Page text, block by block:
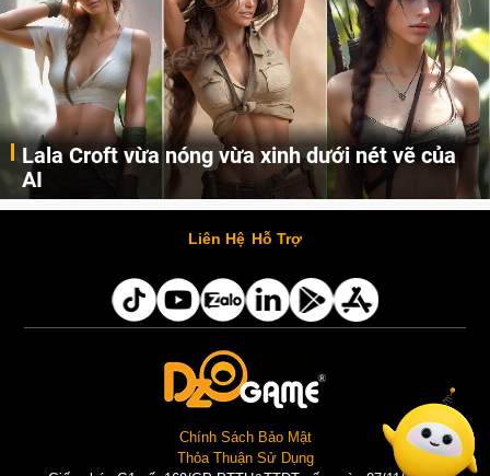
Lala Croft vừa nóng vừa xinh dưới nét vẽ của
AI
Cùng đến với những hình ảnh Lala Croft của Tomb Raider dưới nét vẽ của AI. Một cô nàng xinh đẹp, nóng bỏng nhưng cũng rắn rỏi và mạnh mẽ.
Liên Hệ Hỗ Trợ
Chính Sách Bảo Mật
Thỏa Thuận Sử Dụng